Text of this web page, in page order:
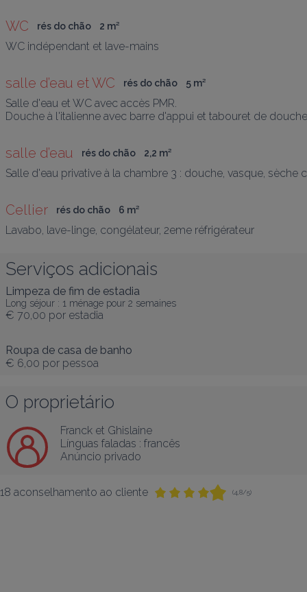
WC rés do chão 2 m²
WC indépendant et lave-mains
salle d’eau et WC rés do chão 5 m²
Salle d'eau et WC avec accès PMR.
Douche à l'italienne avec barre d'appui et tabouret de
salle d’eau rés do chão 2,2 m²
Salle d'eau privative à la chambre 3 : douche, vasque, sèche
Cellier rés do chão 6 m²
Lavabo, lave-linge, congélateur, 2eme réfrigérateur
Serviços adicionais
Limpeza de fim de estadia
Long séjour : 1 ménage pour 2 semaines
€ 70,00 por estadia
Roupa de casa de banho
€ 6,00 por pessoa
O proprietário
Franck et Ghislaine
Línguas faladas : francês
Anúncio privado
18 aconselhamento ao cliente (4,8/5)